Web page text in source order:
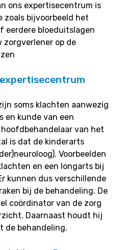
ons expertisecentrum is
bijvoorbeeld het
eerdere bloeduitslagen
zorgverlener op de
soms klachten aanwezig
en kunde van een
van het
is dat de kinderarts
Voorbeelden
en een longarts bij
kunnen dus verschillende
bij de behandeling. De
coördinator van de zorg
Daarnaast houdt hij
de behandeling.